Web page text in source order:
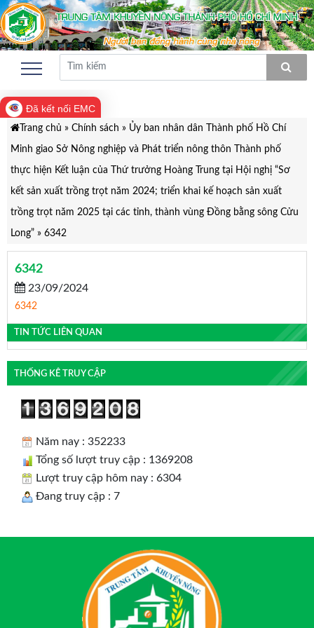
Đã kết nối EMC
Trang chủ » Chính sách » Ủy ban nhân dân Thành phố Hồ Chí
Minh giao Sở Nông nghiệp và Phát triển nông thôn Thành phố
thực hiện Kết luận của Thứ trưởng Hoàng Trung tại Hội nghị “Sơ
kết sản xuất trồng trọt năm 2024; triển khai kế hoạch sản xuất
trồng trọt năm 2025 tại các tỉnh, thành vùng Đồng bằng sông Cửu
Long”» 6342
6342
23/09/2024
6342
TIN TỨC LIÊN QUAN
THỐNG KÊ TRUY CẬP
Năm nay : 352233
Tổng số lượt truy cập : 1369208
Lượt truy cập hôm nay : 6304
Đang truy cập : 7